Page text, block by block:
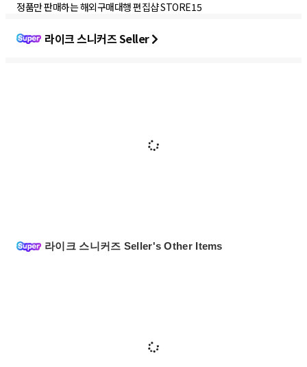
정품만 판매하는 해외구매대행 편집샵 STORE15
라이크 스니커즈 Seller
라이크 스니커즈 Seller's Other Items